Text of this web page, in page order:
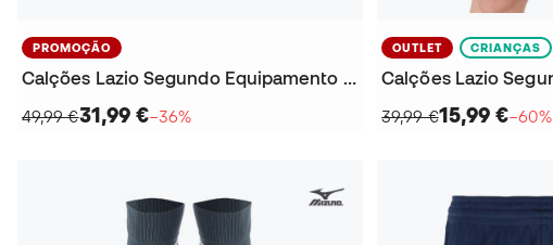
PROMOÇÃO
Calções Lazio Segundo Equipamento 2025-2026
49,99 €31,99 €−36%
OUTLET CRIANÇAS
39,99 €15,99 €−60%